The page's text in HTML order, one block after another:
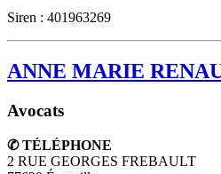
Siren : 401963269
ANNE MARIE
Avocats
✆ TÉLÉPHONE
2 RUE GEORGES FREBAULT